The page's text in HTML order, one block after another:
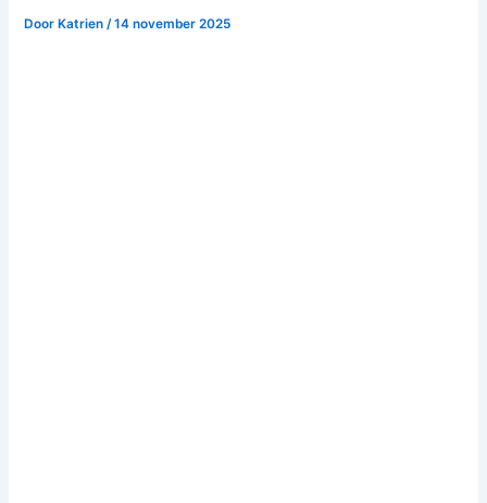
Door Katrien/14 november 2025